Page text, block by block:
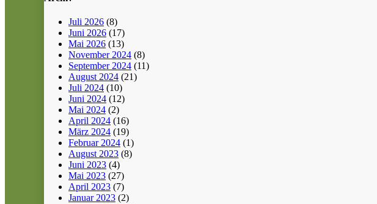
Juli 2026 (8)
Juni 2026 (17)
Mai 2026 (13)
November 2024 (8)
September 2024 (11)
August 2024 (21)
Juli 2024 (10)
Juni 2024 (12)
Mai 2024 (2)
April 2024 (16)
März 2024 (19)
Februar 2024 (1)
August 2023 (8)
Juni 2023 (4)
Mai 2023 (27)
April 2023 (7)
Januar 2023 (2)